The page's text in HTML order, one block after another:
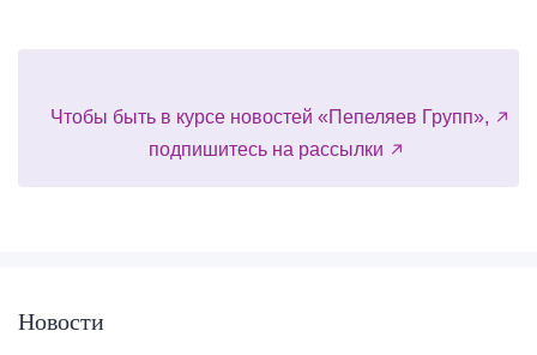
Чтобы быть в курсе новостей «Пепеляев Групп»,
подпишитесь на рассылки
Новости